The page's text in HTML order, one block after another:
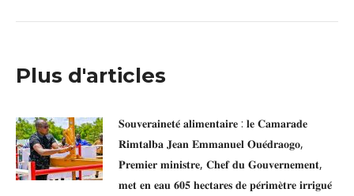
Plus d'articles
𝐒𝐨𝐮𝐯𝐞𝐫𝐚𝐢𝐧𝐞𝐭𝐞́ 𝐚𝐥𝐢𝐦𝐞𝐧𝐭𝐚𝐢𝐫𝐞 : 𝐥𝐞 𝐂𝐚𝐦𝐚𝐫𝐚𝐝𝐞
𝐑𝐢𝐦𝐭𝐚𝐥𝐛𝐚 𝐉𝐞𝐚𝐧 𝐄𝐦𝐦𝐚𝐧𝐮𝐞𝐥 𝐎𝐮𝐞́𝐝𝐫𝐚𝐨𝐠𝐨,
𝐏𝐫𝐞𝐦𝐢𝐞𝐫 𝐦𝐢𝐧𝐢𝐬𝐭𝐫𝐞, 𝐂𝐡𝐞𝐟 𝐝𝐮 𝐆𝐨𝐮𝐯𝐞𝐫𝐧𝐞𝐦𝐞𝐧𝐭,
𝐦𝐞𝐭 𝐞𝐧 𝐞𝐚𝐮 𝟔𝟎𝟓 𝐡𝐞𝐜𝐭𝐚𝐫𝐞𝐬 𝐝𝐞 𝐩𝐞́𝐫𝐢𝐦𝐞̀𝐭𝐫𝐞 𝐢𝐫𝐫𝐢𝐠𝐮𝐞́